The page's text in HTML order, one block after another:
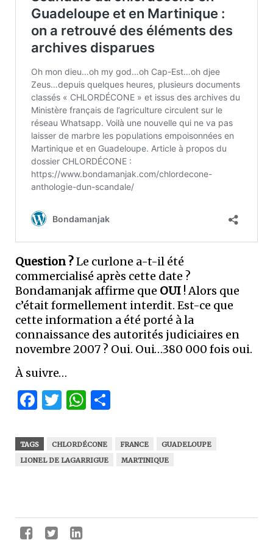
Question ?Le curlone a-t-il été
commercialisé après cette date ?
Bondamanjak affirme que OUI ! Alors que
c’était formellement interdit. Est-ce que
cette information a été porté à la
connaissance des autorités judiciaires en
novembre 2007 ? Oui. Oui…380 000 fois oui.
À suivre…
Facebook
Twitter
WhatsApp
TAGS CHLORDÉCONE FRANCE
GUADELOUPE
LIONEL DE LAGARRIGUE
MARTINIQUE